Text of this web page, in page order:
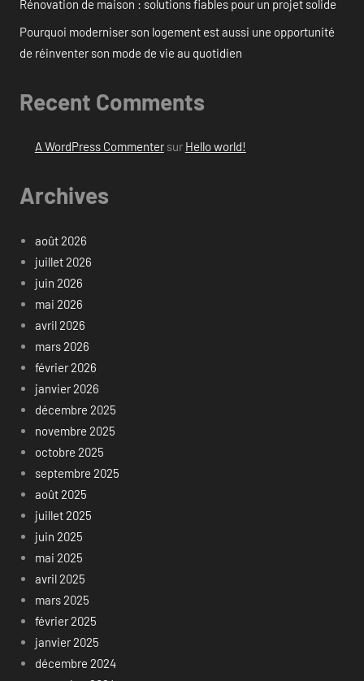
Rénovation de maison : solutions fiables pour un projet solide
Pourquoi moderniser son logement est aussi une opportunité
de réinventer son mode de vie au quotidien
Recent Comments
A WordPress Commentersur Hello world!
Archives
août 2026
juillet 2026
juin 2026
mai 2026
avril 2026
mars 2026
février 2026
janvier 2026
décembre 2025
novembre 2025
octobre 2025
septembre 2025
août 2025
juillet 2025
juin 2025
mai 2025
avril 2025
mars 2025
février 2025
janvier 2025
décembre 2024